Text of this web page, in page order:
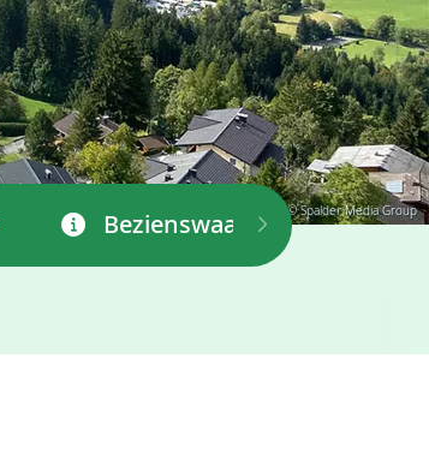
© Spalder Media Group
Bezienswaardigheden